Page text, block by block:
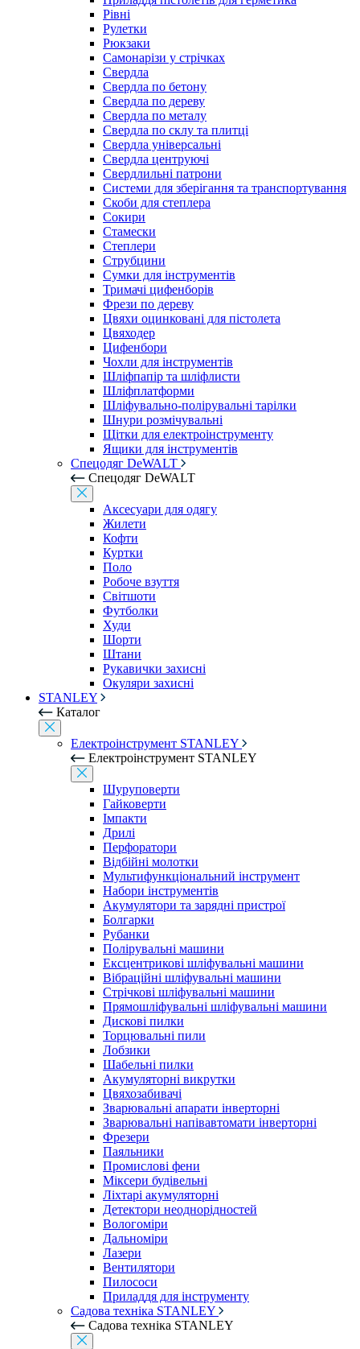
Рівні
Рулетки
Рюкзаки
Самонарізи у стрічках
Свердла
Свердла по бетону
Свердла по дереву
Свердла по металу
Свердла по склу та плитці
Свердла універсальні
Свердла центруючі
Свердлильні патрони
Системи для зберігання та транспортування
Скоби для степлера
Сокири
Стамески
Степлери
Струбцини
Сумки для інструментів
Тримачі цифенборів
Фрези по дереву
Цвяхи оцинковані для пістолета
Цвяходер
Цифенбори
Чохли для інструментів
Шліфпапір та шліфлисти
Шліфплатформи
Шліфувально-полірувальні тарілки
Шнури розмічувальні
Щітки для електроінструменту
Ящики для інструментів
Спецодяг DeWALT
Спецодяг DeWALT
Аксесуари для одягу
Жилети
Кофти
Куртки
Поло
Робоче взуття
Світшоти
Футболки
Худи
Шорти
Штани
Рукавички захисні
Окуляри захисні
STANLEY
Каталог
Електроінструмент STANLEY
Електроінструмент STANLEY
Шуруповерти
Гайковерти
Імпакти
Дрилі
Перфоратори
Відбійні молотки
Мультифункціональний інструмент
Набори інструментів
Акумулятори та зарядні пристрої
Болгарки
Рубанки
Полірувальні машини
Ексцентрикові шліфувальні машини
Вібраційні шліфувальні машини
Стрічкові шліфувальні машини
Прямошліфувальні шліфувальні машини
Дискові пилки
Торцювальні пили
Лобзики
Шабельні пилки
Акумуляторні викрутки
Цвяхозабивачі
Зварювальні апарати інверторні
Зварювальні напівавтомати інверторні
Фрезери
Паяльники
Промислові фени
Міксери будівельні
Ліхтарі акумуляторні
Детектори неоднорідностей
Вологоміри
Дальноміри
Лазери
Вентилятори
Пилососи
Приладдя для інструменту
Садова техніка STANLEY
Садова техніка STANLEY